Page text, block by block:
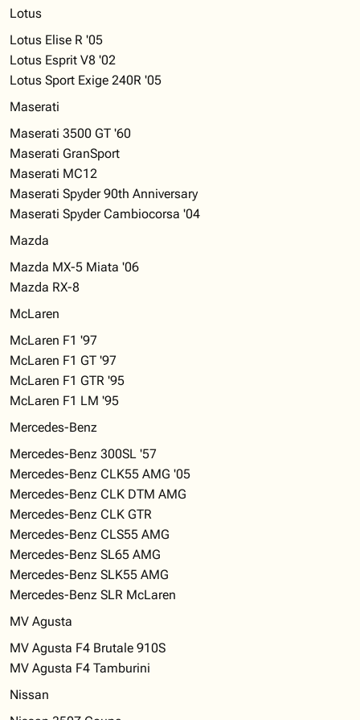
Lotus
Lotus Elise R '05
Lotus Esprit V8 '02
Lotus Sport Exige 240R '05
Maserati
Maserati 3500 GT '60
Maserati GranSport
Maserati MC12
Maserati Spyder 90th Anniversary
Maserati Spyder Cambiocorsa '04
Mazda
Mazda MX-5 Miata '06
Mazda RX-8
McLaren
McLaren F1 '97
McLaren F1 GT '97
McLaren F1 GTR '95
McLaren F1 LM '95
Mercedes-Benz
Mercedes-Benz 300SL '57
Mercedes-Benz CLK55 AMG '05
Mercedes-Benz CLK DTM AMG
Mercedes-Benz CLK GTR
Mercedes-Benz CLS55 AMG
Mercedes-Benz SL65 AMG
Mercedes-Benz SLK55 AMG
Mercedes-Benz SLR McLaren
MV Agusta
MV Agusta F4 Brutale 910S
MV Agusta F4 Tamburini
Nissan